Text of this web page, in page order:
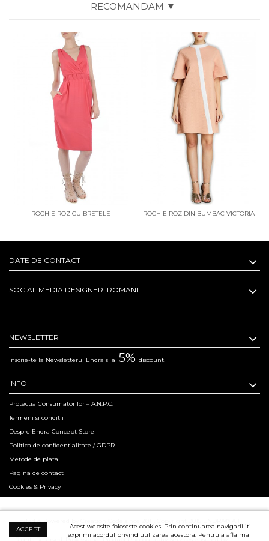
RECOMANDAM ▼
ROCHIE ROZ CU BRETELE ROCHIE ROZ DIN BUMBAC VICTORIA
DATE DE CONTACT
SOCIAL MEDIA DESIGNERI ROMANI
NEWSLETTER
Inscrie-te la Newsletterul Endra si ai 5% discount!
INFO
Protectia Consumatorilor – A.N.P.C.
Termeni si conditii
Despre Endra Concept Store
Politica de confidentialitate / GDPR
Metode de plata
Pagina de contact
Cookies & Privacy
Hosted & Powered by Creation Code since 2011. Copyright 2015 ENDRA® All
ACCEPT
Acest website foloseste cookies. Prin continuarea navigarii iti
exprimi acordul privind utilizarea acestora. Pentru a afla mai